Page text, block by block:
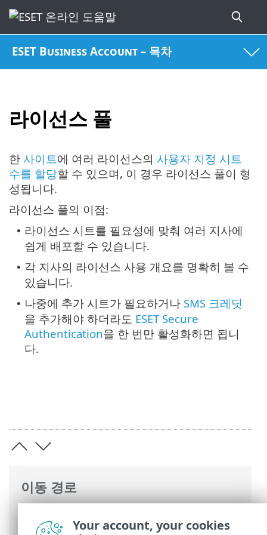
ESET Business Account – 목차
라이선스 풀
이동 경로
Account >ESET Business Account 사용>
한 사이트에 여러 라이선스의 사용자 지정 시트
수를 할당할 수 있으며, 이 경우 라이선스 풀이 형
성됩니다.
라이선스 풀의 이점:
• 라이선스 시트를 필요성에 맞춰 여러 지사에
쉽게 배포할 수 있습니다.
• 각 지사의 라이선스 사용 개요를 명확히 볼 수
있습니다.
• 나중에 추가 시트가 필요하거나 SMS 크레딧
을 추가해야 하더라도 ESET Secure
Authentication을 한 번만 활성화하면 됩니
다.
Your account, your cookies